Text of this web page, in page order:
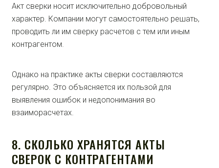
Акт сверки носит исключительно добровольный
характер. Компании могут самостоятельно решать,
проводить ли им сверку расчетов с тем или иным
контрагентом.
Однако на практике акты сверки составляются
регулярно. Это объясняется их пользой для
выявления ошибок и недопонимания во
взаиморасчетах.
8. СКОЛЬКО ХРАНЯТСЯ АКТЫ
СВЕРОК С КОНТРАГЕНТАМИ